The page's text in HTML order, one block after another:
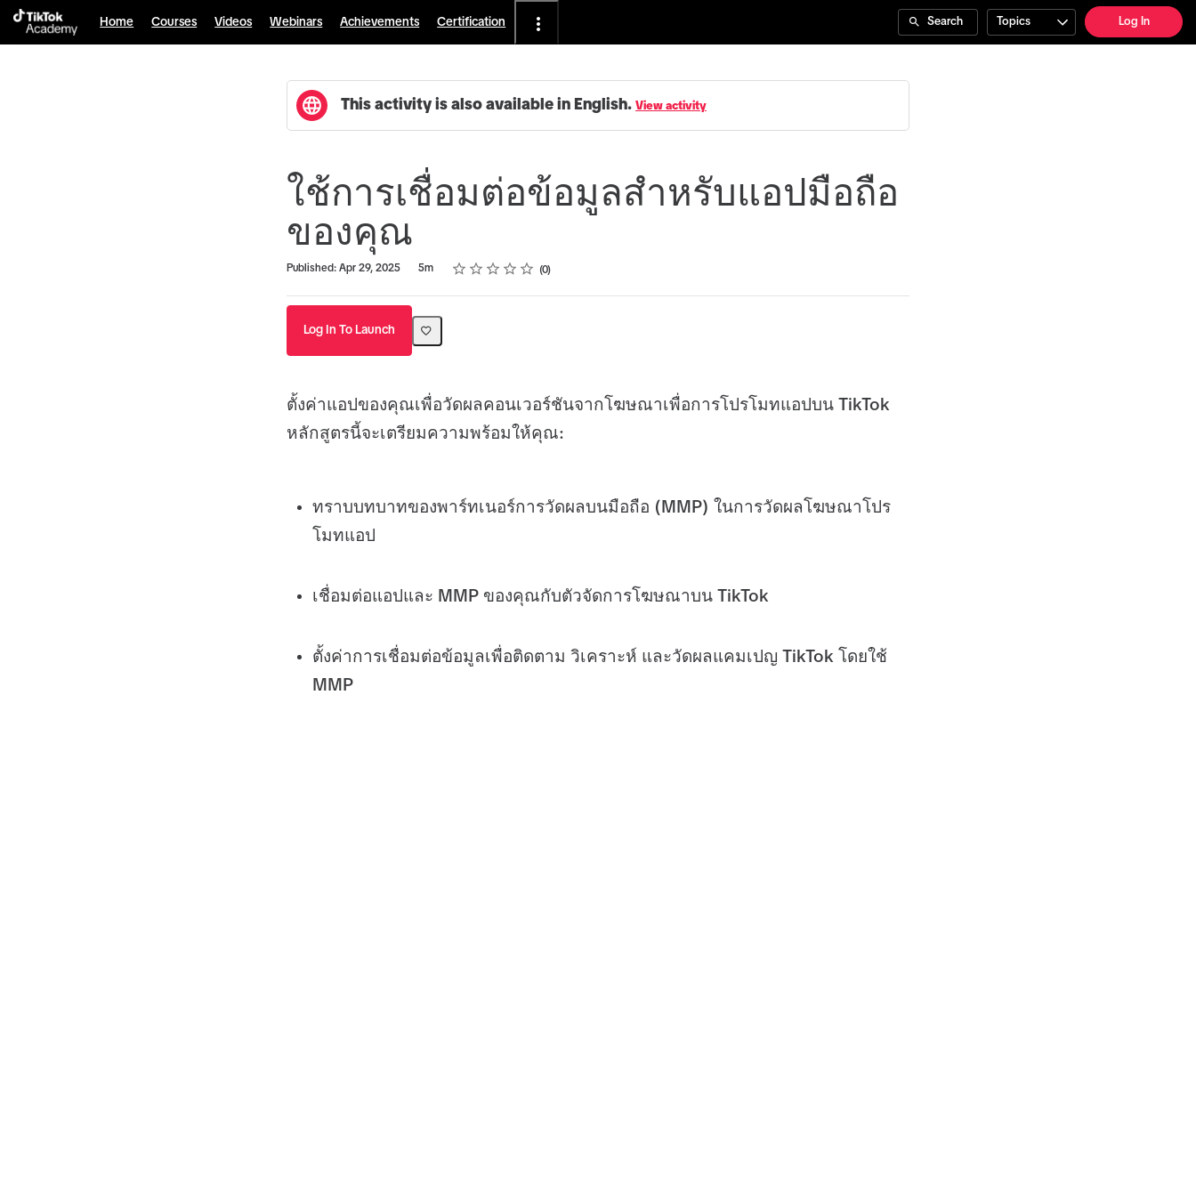
Home Courses Videos Webinars Achievements Certification Search Topics Log In
This activity is also available in English. View activity
ใช้การเชื่อมต่อข้อมูลสำหรับแอปมือถือ
ของคุณ
Published: Apr 29, 2025 5m Rating
1 star
2 stars
3 stars
4 stars
5 stars 0
Log In To Launch
ตั้งค่าแอปของคุณเพื่อวัดผลคอนเวอร์ชันจากโฆษณาเพื่อการโปรโมทแอปบน TikTok
หลักสูตรนี้จะเตรียมความพร้อมให้คุณ:
ทราบบทบาทของพาร์ทเนอร์การวัดผลบนมือถือ (MMP) ในการวัดผลโฆษณาโปร
โมทแอป
เชื่อมต่อแอปและ MMP ของคุณกับตัวจัดการโฆษณาบน TikTok
ตั้งค่าการเชื่อมต่อข้อมูลเพื่อติดตาม วิเคราะห์ และวัดผลแคมเปญ TikTok โดยใช้
MMP